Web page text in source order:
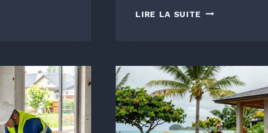
LIRE LA SUITE CRÉER
2026
:
COMBIEN
ÇA
COÛTE